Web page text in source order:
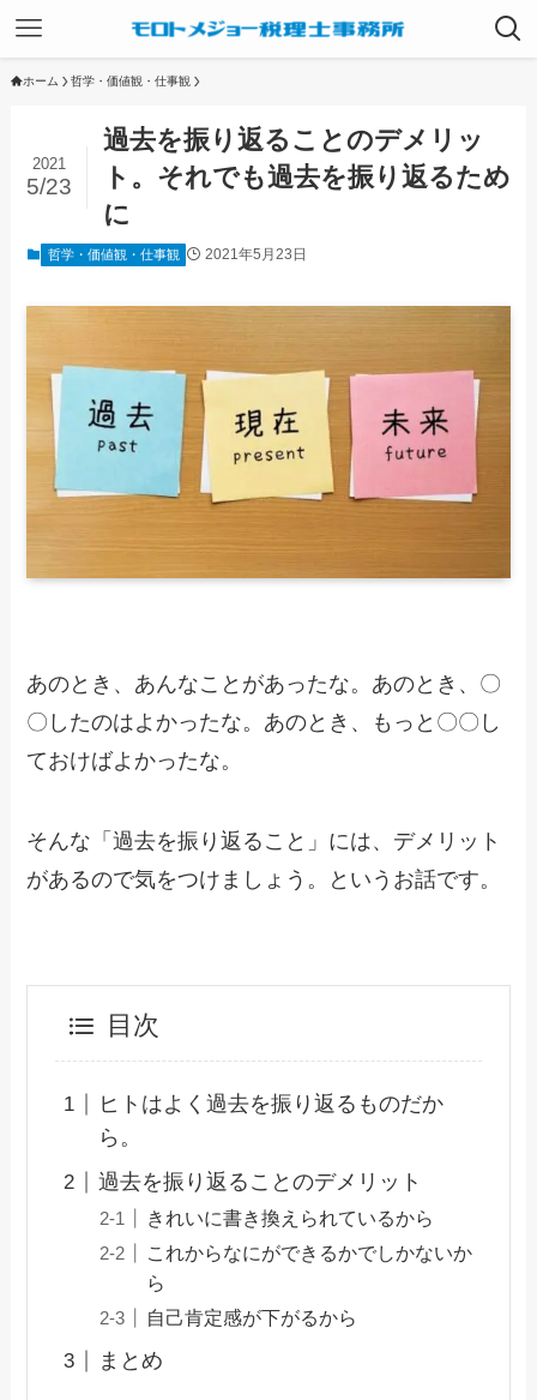
ホーム 哲学・価値観・仕事観
過去を振り返ることのデメリッ
ト。それでも過去を振り返るため
に
2021
5/23
哲学・価値観・仕事観 2021年5月23日
あのとき、あんなことがあったな。あのとき、〇
〇したのはよかったな。あのとき、もっと〇〇し
ておけばよかったな。
そんな「過去を振り返ること」には、デメリット
があるので気をつけましょう。というお話です。
目次
ヒトはよく過去を振り返るものだか
ら。
過去を振り返ることのデメリット
きれいに書き換えられているから
これからなにができるかでしかないか
ら
自己肯定感が下がるから
まとめ